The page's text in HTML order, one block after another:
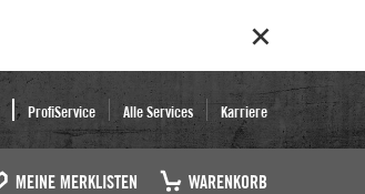
ProfiService Alle Services Karriere
MEINE MERKLISTEN WARENKORB